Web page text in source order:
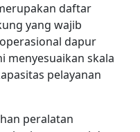
daftar
yang wajib
dapur
menyesuaikan skala
pelayanan
peralatan